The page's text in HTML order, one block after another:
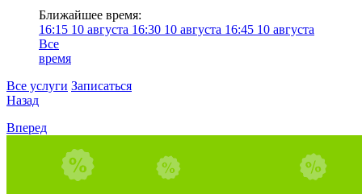
Ближайшее время:
16:15 10 августа 16:30 10 августа 16:45 10 августа
Все
время
Все услуги Записаться
Назад
Вперед